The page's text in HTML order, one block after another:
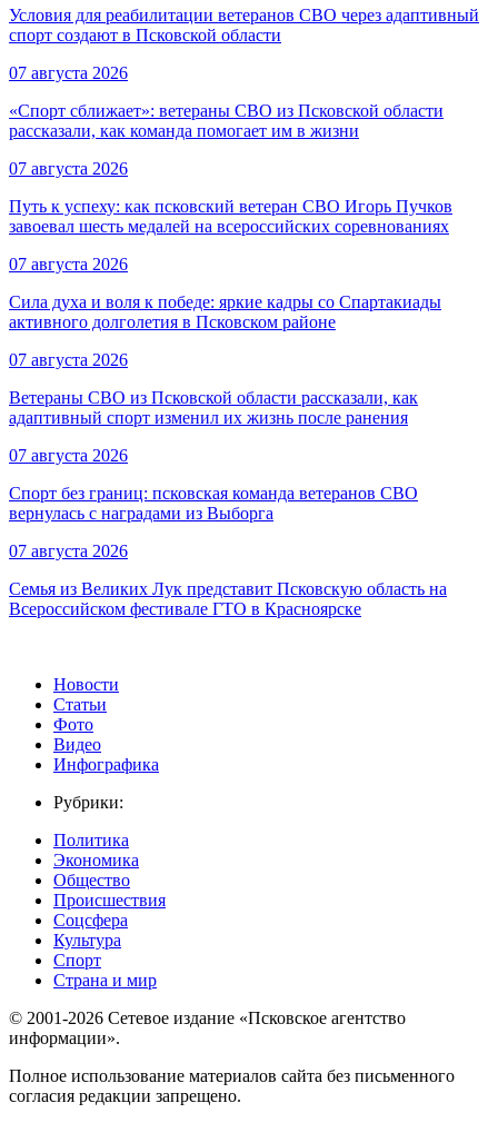
Условия для реабилитации ветеранов СВО через адаптивный
спорт создают в Псковской области
07 августа 2026
«Спорт сближает»: ветераны СВО из Псковской области
рассказали, как команда помогает им в жизни
07 августа 2026
Путь к успеху: как псковский ветеран СВО Игорь Пучков
завоевал шесть медалей на всероссийских соревнованиях
07 августа 2026
Сила духа и воля к победе: яркие кадры со Спартакиады
активного долголетия в Псковском районе
07 августа 2026
Ветераны СВО из Псковской области рассказали, как
адаптивный спорт изменил их жизнь после ранения
07 августа 2026
Спорт без границ: псковская команда ветеранов СВО
вернулась с наградами из Выборга
07 августа 2026
Семья из Великих Лук представит Псковскую область на
Всероссийском фестивале ГТО в Красноярске
Новости
Статьи
Фото
Видео
Инфографика
Рубрики:
Политика
Экономика
Общество
Происшествия
Соцсфера
Культура
Спорт
Страна и мир
© 2001-2026 Сетевое издание «Псковское агентство
информации».
Полное использование материалов сайта без письменного
согласия редакции запрещено.